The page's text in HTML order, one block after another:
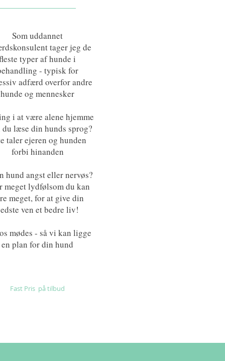
Som uddannet
tager jeg de
typer af hunde i
- typisk for
adfærd overfor andre
hunde og mennesker
i at være alene hjemme
du læse din hunds sprog?
taler ejeren og hunden
forbi hinanden
hund angst eller nervøs?
meget lydfølsom du kan
meget, for at give din
ven et bedre liv!
mødes - så vi kan ligge
en plan for din hund
Fast Pris på tilbud